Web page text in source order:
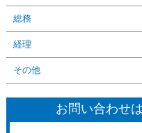
総務
経理
その他
お問い合わせ